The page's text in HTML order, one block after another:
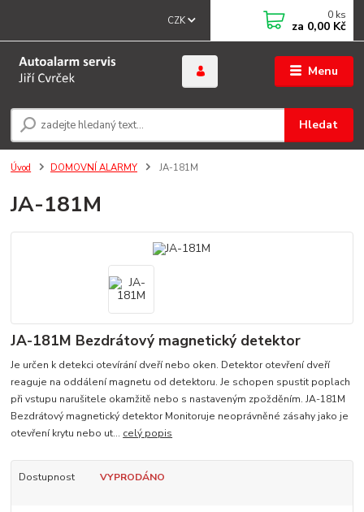
Menu
CZK
Hledat
0 ks
za 0,00 Kč
Úvod DOMOVNÍ ALARMY JA-181M
JA-181M
JA-181M Bezdrátový magnetický detektor
Je určen k detekci otevírání dveří nebo oken. Detektor otevření dveří
reaguje na oddálení magnetu od detektoru. Je schopen spustit poplach
při vstupu narušitele okamžitě nebo s nastaveným zpožděním. JA-181M
Bezdrátový magnetický detektor Monitoruje neoprávněné zásahy jako je
otevření krytu nebo ut... celý popis
Dostupnost VYPRODÁNO